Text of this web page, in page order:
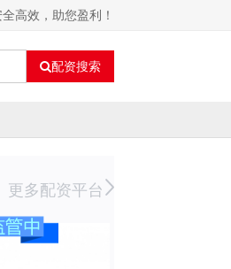
高效，助您盈利！
配资搜索
更多配资平台